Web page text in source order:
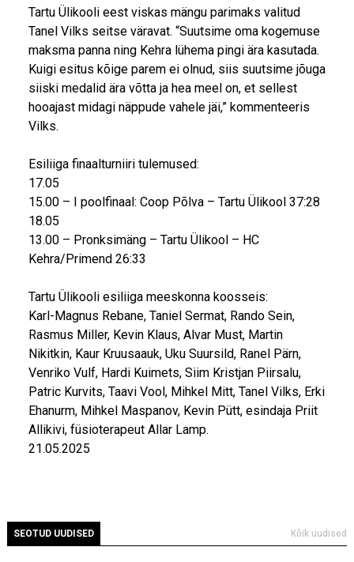
Tartu Ülikooli eest viskas mängu parimaks valitud
Tanel Vilks seitse väravat. “Suutsime oma kogemuse
maksma panna ning Kehra lühema pingi ära kasutada.
Kuigi esitus kõige parem ei olnud, siis suutsime jõuga
siiski medalid ära võtta ja hea meel on, et sellest
hooajast midagi näppude vahele jäi,” kommenteeris
Vilks.
Esiliiga finaalturniiri tulemused:
17.05
15.00 – I poolfinaal: Coop Põlva – Tartu Ülikool 37:28
18.05
13.00 – Pronksimäng – Tartu Ülikool – HC
Kehra/Primend 26:33
Tartu Ülikooli esiliiga meeskonna koosseis:
Karl-Magnus Rebane, Taniel Sermat, Rando Sein,
Rasmus Miller, Kevin Klaus, Alvar Must, Martin
Nikitkin, Kaur Kruusaauk, Uku Suursild, Ranel Pärn,
Venriko Vulf, Hardi Kuimets, Siim Kristjan Piirsalu,
Patric Kurvits, Taavi Vool, Mihkel Mitt, Tanel Vilks, Erki
Ehanurm, Mihkel Maspanov, Kevin Pütt, esindaja Priit
Allikivi, füsioterapeut Allar Lamp.
21.05.2025
SEOTUD UUDISED Kõik uudised